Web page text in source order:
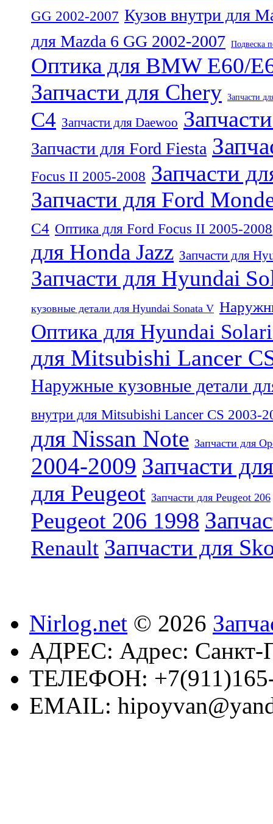
GG 2002-2007 Кузов внутри для
для Mazda 6 GG 2002-2007 Подвеска
Оптика для BMW E60/
Запчасти для Chery Запчасти
C4 Запчасти для Daewoo
Запчасти для Ford Fiesta
Focus II 2005-2008 Запчасти
Запчасти для Ford
C4 Оптика для Ford Focus II 2005-2008
для Honda Jazz Запчасти для
Запчасти для Hyundai
кузовные детали для Hyundai Sonata V
Оптика для Hyundai
для Mitsubishi Lancer
Наружные кузовные детали
внутри для Mitsubishi Lancer CS 2003-
для Nissan Note Запчасти для
2004-2009 Запчасти
для Peugeot Запчасти для Peugeot 206
Peugeot 206 1998
Renault Запчасти для
Nirlog.net © 2026
АДРЕС: Адрес: Санкт-
ТЕЛЕФОН:
EMAIL: